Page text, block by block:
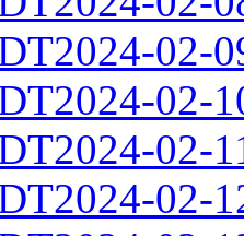
02-
02-
02-
02-